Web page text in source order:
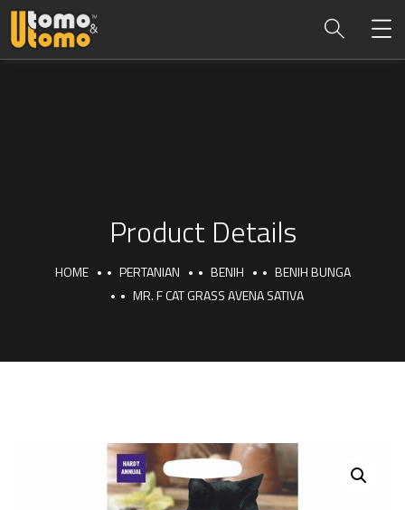
Product Details
HOME PERTANIAN BENIH
BENIH BUNGA
MR. F CAT GRASS AVENA SATIVA